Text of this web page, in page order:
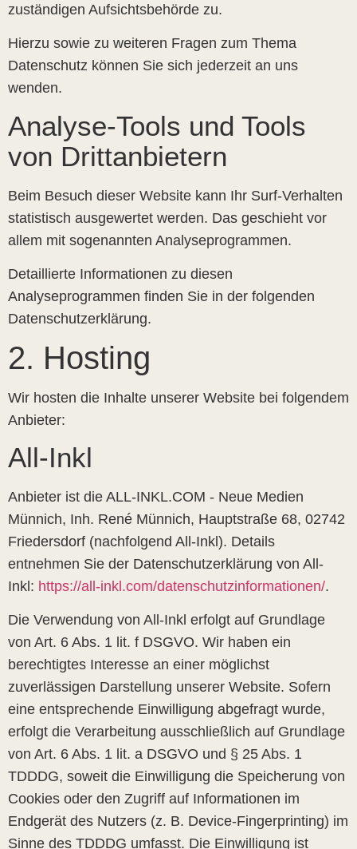
zuständigen Aufsichtsbehörde zu.
Hierzu sowie zu weiteren Fragen zum Thema
Datenschutz können Sie sich jederzeit an uns
wenden.
Analyse-Tools und Tools
von Dritt­anbietern
Beim Besuch dieser Website kann Ihr Surf-Verhalten
statistisch ausgewertet werden. Das geschieht vor
allem mit sogenannten Analyseprogrammen.
Detaillierte Informationen zu diesen
Analyseprogrammen finden Sie in der folgenden
Datenschutzerklärung.
2. Hosting
Wir hosten die Inhalte unserer Website bei folgendem
Anbieter:
All-Inkl
Anbieter ist die ALL-INKL.COM - Neue Medien
Münnich, Inh. René Münnich, Hauptstraße 68, 02742
Friedersdorf (nachfolgend All-Inkl). Details
entnehmen Sie der Datenschutzerklärung von All-
Inkl: https://all-inkl.com/datenschutzinformationen/.
Die Verwendung von All-Inkl erfolgt auf Grundlage
von Art. 6 Abs. 1 lit. f DSGVO. Wir haben ein
berechtigtes Interesse an einer möglichst
zuverlässigen Darstellung unserer Website. Sofern
eine entsprechende Einwilligung abgefragt wurde,
erfolgt die Verarbeitung ausschließlich auf Grundlage
von Art. 6 Abs. 1 lit. a DSGVO und § 25 Abs. 1
TDDDG, soweit die Einwilligung die Speicherung von
Cookies oder den Zugriff auf Informationen im
Endgerät des Nutzers (z. B. Device-Fingerprinting) im
Sinne des TDDDG umfasst. Die Einwilligung ist